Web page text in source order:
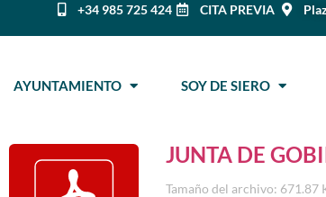
+34 985 725 424 CITA PREVIA
AYUNTAMIENTO SOY DE SIERO
JUNTA DE
Tamaño del archivo: 671.87